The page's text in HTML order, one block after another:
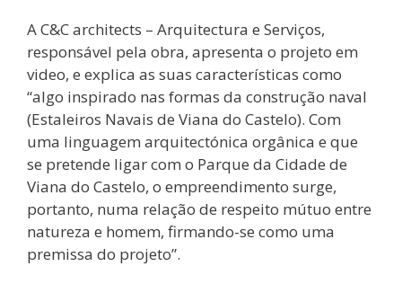
A C&C architects – Arquitectura e Serviços,
responsável pela obra, apresenta o projeto em
video, e explica as suas características como
“algo inspirado nas formas da construção naval
(Estaleiros Navais de Viana do Castelo). Com
uma linguagem arquitectónica orgânica e que
se pretende ligar com o Parque da Cidade de
Viana do Castelo, o empreendimento surge,
portanto, numa relação de respeito mútuo entre
natureza e homem, firmando-se como uma
premissa do projeto”.